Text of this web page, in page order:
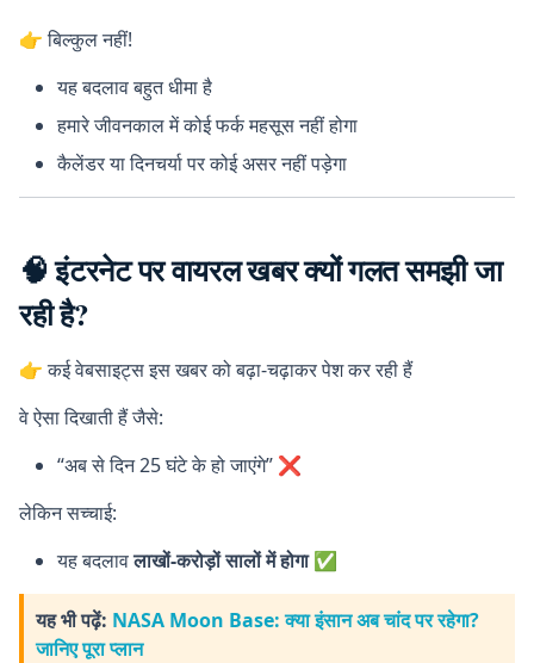
👉 बिल्कुल नहीं!
यह बदलाव बहुत धीमा है
हमारे जीवनकाल में कोई फर्क महसूस नहीं होगा
कैलेंडर या दिनचर्या पर कोई असर नहीं पड़ेगा
🧠 इंटरनेट पर वायरल खबर क्यों गलत समझी जा
रही है?
👉 कई वेबसाइट्स इस खबर को बढ़ा-चढ़ाकर पेश कर रही हैं
वे ऐसा दिखाती हैं जैसे:
“अब से दिन 25 घंटे के हो जाएंगे” ❌
लेकिन सच्चाई:
यह बदलावलाखों-करोड़ों सालों में होगा✅
यह भी पढ़ें: NASA Moon Base: क्या इंसान अब चांद पर रहेगा?
जानिए पूरा प्लान